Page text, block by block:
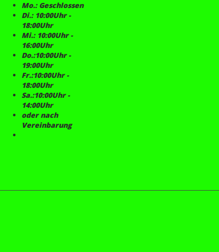
Mo.: Geschlossen
Di.: 10:00Uhr -
18:00Uhr
Mi.: 10:00Uhr -
16:00Uhr
Do.:10:00Uhr -
19:00Uhr
Fr.:10:00Uhr -
18:00Uhr
Sa.:10:00Uhr -
14:00Uhr
oder nach
Vereinbarung